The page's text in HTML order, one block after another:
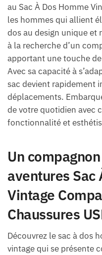
au Sac À Dos Homme
les hommes qui allient
dos au design unique et
à la recherche d’un
apportant une touche
Avec sa capacité à
sac devient rapidement
déplacements.
de votre quotidien avec
fonctionnalité et
Un
aventures Sac
Vintage
Chaussures
Découvrez le sac à dos
vintage qui se présente